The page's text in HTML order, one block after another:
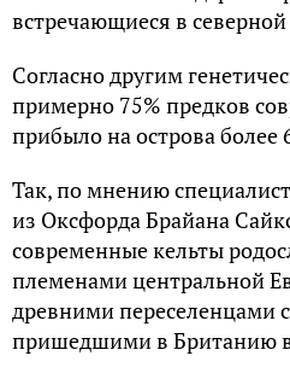
встречающиеся в
Согласно другим
примерно 75% предков
прибыло на острова более
Так, по мнению
из Оксфорда Брайана
современные кельты
племенами центральной
древними переселенцами
пришедшими в Британию в